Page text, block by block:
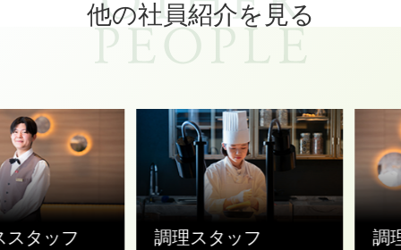
他の社員紹介を見る
タッフ 調理スタッフ 調